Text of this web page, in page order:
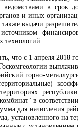
ведомствами в срок
и иных
выдачи
источником
технологий.
что с 1 апреля 2018
горно-
в
для начисления
установленного на